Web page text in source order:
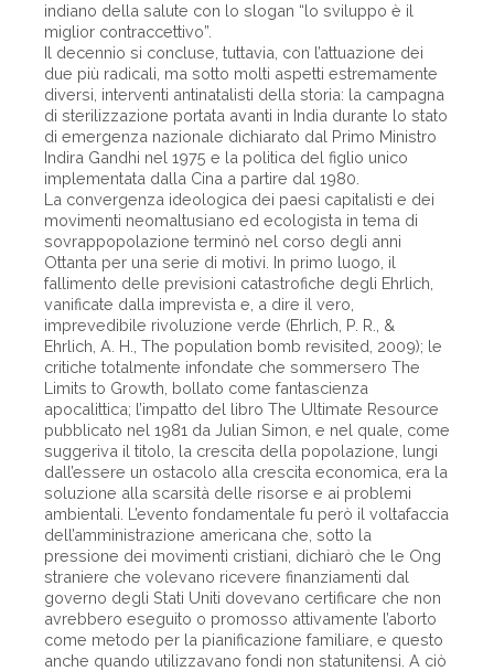
indiano della salute con lo slogan “lo sviluppo è il
miglior contraccettivo”.
Il decennio si concluse, tuttavia, con l’attuazione dei
due più radicali, ma sotto molti aspetti estremamente
diversi, interventi antinatalisti della storia: la campagna
di sterilizzazione portata avanti in India durante lo stato
di emergenza nazionale dichiarato dal Primo Ministro
Indira Gandhi nel 1975 e la politica del figlio unico
implementata dalla Cina a partire dal 1980.
La convergenza ideologica dei paesi capitalisti e dei
movimenti neomaltusiano ed ecologista in tema di
sovrappopolazione terminò nel corso degli anni
Ottanta per una serie di motivi. In primo luogo, il
fallimento delle previsioni catastrofiche degli Ehrlich,
vanificate dalla imprevista e, a dire il vero,
imprevedibile rivoluzione verde (Ehrlich, P. R., &
Ehrlich, A. H., The population bomb revisited, 2009); le
critiche totalmente infondate che sommersero The
Limits to Growth, bollato come fantascienza
apocalittica; l’impatto del libro The Ultimate Resource
pubblicato nel 1981 da Julian Simon, e nel quale, come
suggeriva il titolo, la crescita della popolazione, lungi
dall’essere un ostacolo alla crescita economica, era la
soluzione alla scarsità delle risorse e ai problemi
ambientali. L’evento fondamentale fu però il voltafaccia
dell’amministrazione americana che, sotto la
pressione dei movimenti cristiani, dichiarò che le Ong
straniere che volevano ricevere finanziamenti dal
governo degli Stati Uniti dovevano certificare che non
avrebbero eseguito o promosso attivamente l’aborto
come metodo per la pianificazione familiare, e questo
anche quando utilizzavano fondi non statunitensi. A ciò